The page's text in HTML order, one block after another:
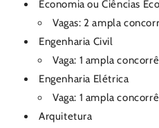
Economia ou Ciências
Vagas: 2 ampla
Engenharia Civil
Vaga: 1 ampla
Engenharia Elétrica
Vaga: 1 ampla
Arquitetura